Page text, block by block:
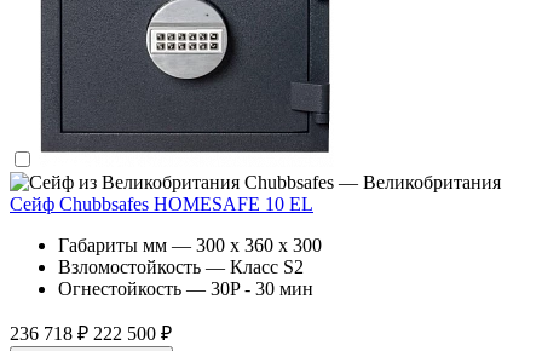
Chubbsafes — Великобритания
Сейф Chubbsafes HOMESAFE 10 EL
Габариты мм — 300 x 360 x 300
Взломостойкость — Класс S2
Огнестойкость — 30P - 30 мин
236 718 ₽ 222 500 ₽